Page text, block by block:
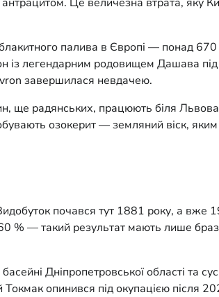
палива в Європі — понад 670
із легендарним родовищем Дашава
завершилася невдачею.
ще радянських, працюють біля
озокерит — земляний віск,
Видобуток почався тут 1881 року, а
% — такий результат мають лише
Дніпропетровської області та
опинився під окупацією після